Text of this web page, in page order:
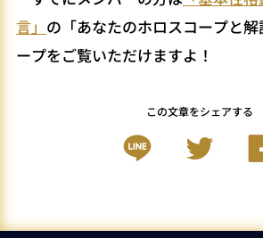
言」 の「あなたのホロスコープと
ープをご覧いただけますよ！
この文章をシェアする